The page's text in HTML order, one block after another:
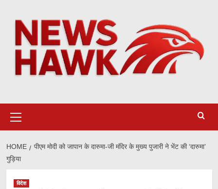
content
Menu
HOME
पीएम मोदी को जापान के दारुमा-जी मंदिर के मुख्य पुजारी ने भेंट की ‘दारुमा’
गुड़िया
विदेश